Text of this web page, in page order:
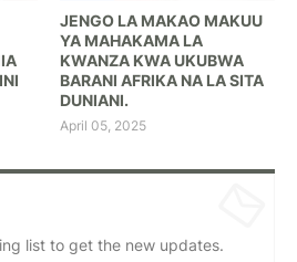
JENGO LA MAKAO MAKUU
YA MAHAKAMA LA
KWANZA KWA UKUBWA
BARANI AFRIKA NA LA SITA
DUNIANI.
April 05, 2025
list to get the new updates.